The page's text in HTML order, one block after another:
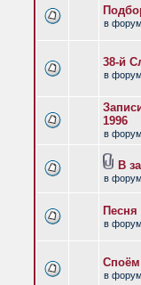
в
38-й
в
1996
в
В
в
Песня
в
Споём
в